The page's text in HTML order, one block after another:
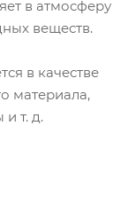
в атмосферу
веществ.
в качестве
материала,
т. д.